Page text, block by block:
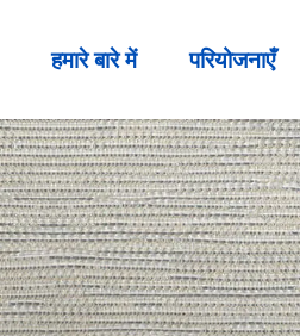
हमारे बारे में परियोजनाएँ